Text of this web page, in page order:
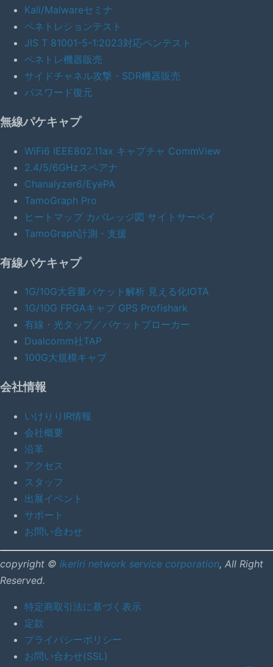
Kali/Malwareセミナ
ペネトレションテスト
JIS T 81001-5-1:2023対応ペンテスト
ペネトレ機器販売
サイドチャネル攻撃・SDR機器販売
パスワード復元
無線パケキャプ
WiFi6 IEEE802.11ax キャプチャ CommView
2.4/5/6GHzスペアナ
Chanalyzer6/EyePA
TamoGraph Pro
ヒートマップ カバレッジ図 サイトサーベイ
TamoGraph計測・支援
有線パケキャプ
1G/10G大容量パケット解析 見える化IOTA
1G/10G FPGAキャプ GPS Profishark
有線・光タップ／パケットブローカー
Dualcomm社TAP
100G大規模キャプ
会社情報
いけりりIR情報
会社概要
沿革
アクセス
スタッフ
出展イベント
サポート
お問い合わせ
copyright © ikeriri network service corporation, All Right
Reserved.
特定商取引法に基づく表示
定款
プライバシーポリシー
お問い合わせ(SSL)